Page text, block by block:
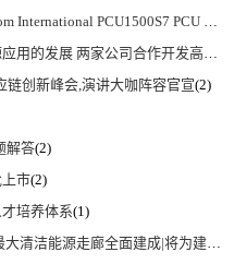
PCU1500S7 PCU 1500 S7 V4.5.0
能储能和太阳能组串式逆变器方案 以实现可持续的未来
链创新峰会,演讲大咖阵容官宣(2)
解答(2)
市(2)
培养体系(1)
能源体系、保障国家能源安全、实现“双碳”目标提供有力支撑